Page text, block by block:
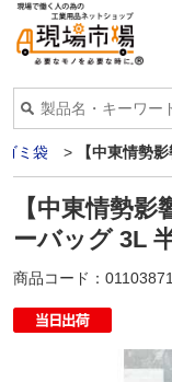
ゴミ袋 > 【中東情勢
【中東情勢
ーバッグ 3L
商品コード： 01103871